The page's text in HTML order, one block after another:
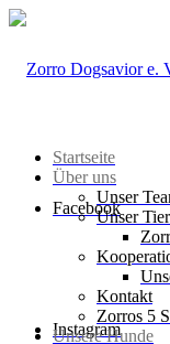
Facebook
Instagram
Startseite
Über uns
Unser
Unser
Kontakt
Zorros 5
Unsere Hunde